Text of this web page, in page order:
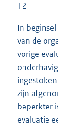
12
In
van de
vorige
zijn
beperkter
evaluatie